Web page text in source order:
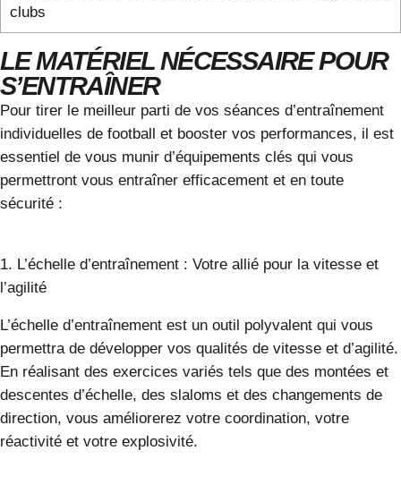
clubs
LE MATÉRIEL NÉCESSAIRE POUR
S’ENTRAÎNER
Pour tirer le meilleur parti de vos séances d’entraînement
individuelles de football et booster vos performances, il est
essentiel de vous munir d’équipements clés qui vous
permettront vous entraîner efficacement et en toute
sécurité :
1. L’échelle d’entraînement : Votre allié pour la vitesse et
l’agilité
L’échelle d’entraînement est un outil polyvalent qui vous
permettra de développer vos qualités de vitesse et d’agilité.
En réalisant des exercices variés tels que des montées et
descentes d’échelle, des slaloms et des changements de
direction, vous améliorerez votre coordination, votre
réactivité et votre explosivité.